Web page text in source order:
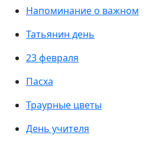
Напоминание о важном
Татьянин день
23 февраля
Пасха
Траурные цветы
День учителя